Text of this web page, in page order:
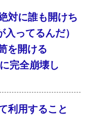
対に誰も開けち
ってるんだ）
を開ける
完全崩壊し
利用すること